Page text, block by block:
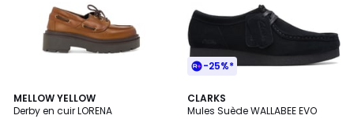
MELLOW YELLOW
Derby en cuir LORENA
-25%*
CLARKS
Mules Suède WALLABEE EVO
5
/